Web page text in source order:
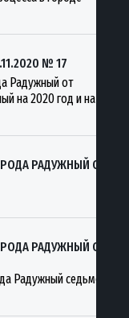
№ 17
Радужный от
на 2020 год и на
РАДУЖНЫЙ ОТ
РАДУЖНЫЙ ОТ
Радужный седьмого